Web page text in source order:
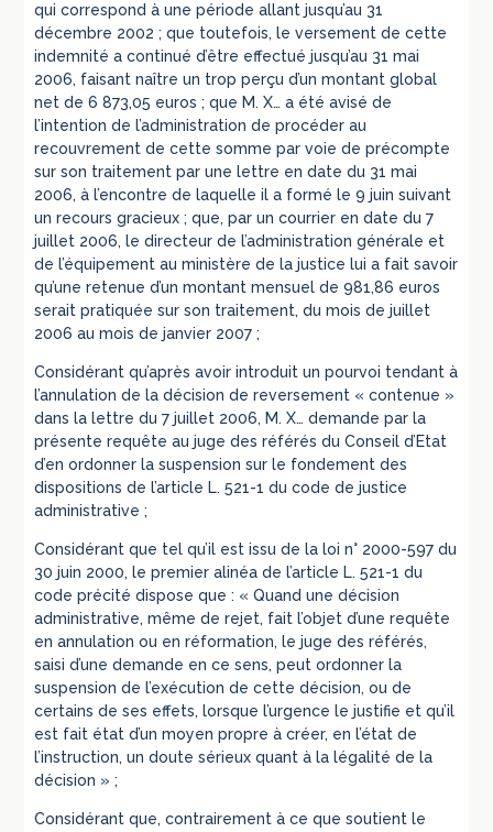
qui correspond à une période allant jusqu’au 31
décembre 2002 ; que toutefois, le versement de cette
indemnité a continué d’être effectué jusqu’au 31 mai
2006, faisant naître un trop perçu d’un montant global
net de 6 873,05 euros ; que M. X… a été avisé de
l’intention de l’administration de procéder au
recouvrement de cette somme par voie de précompte
sur son traitement par une lettre en date du 31 mai
2006, à l’encontre de laquelle il a formé le 9 juin suivant
un recours gracieux ; que, par un courrier en date du 7
juillet 2006, le directeur de l’administration générale et
de l’équipement au ministère de la justice lui a fait savoir
qu’une retenue d’un montant mensuel de 981,86 euros
serait pratiquée sur son traitement, du mois de juillet
2006 au mois de janvier 2007 ;
Considérant qu’après avoir introduit un pourvoi tendant à
l’annulation de la décision de reversement « contenue »
dans la lettre du 7 juillet 2006, M. X… demande par la
présente requête au juge des référés du Conseil d’Etat
d’en ordonner la suspension sur le fondement des
dispositions de l’article L. 521-1 du code de justice
administrative ;
Considérant que tel qu’il est issu de la loi n° 2000-597 du
30 juin 2000, le premier alinéa de l’article L. 521-1 du
code précité dispose que : « Quand une décision
administrative, même de rejet, fait l’objet d’une requête
en annulation ou en réformation, le juge des référés,
saisi d’une demande en ce sens, peut ordonner la
suspension de l’exécution de cette décision, ou de
certains de ses effets, lorsque l’urgence le justifie et qu’il
est fait état d’un moyen propre à créer, en l’état de
l’instruction, un doute sérieux quant à la légalité de la
décision » ;
Considérant que, contrairement à ce que soutient le